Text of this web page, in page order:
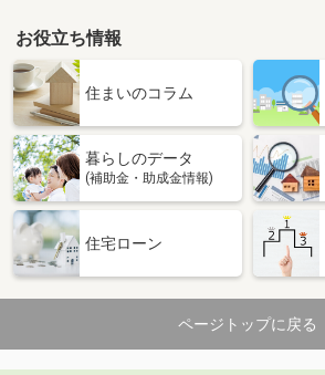
広島県広島市中区国泰寺町１丁目
価 格
6.15万円
広島県広島市中区
専有面積 23.96m²
間取り
広島県広島市中区西十日市町
住 所
広島県広島市中区
専有面積 25.2m²
間取り
ワンルーム
お役立ち情報
住まいのコラム
暮らしのデータ
(補助金・助成金情報)
住宅ローン
ページトップに戻る